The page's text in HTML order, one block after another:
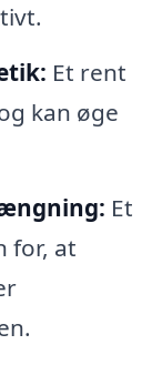
Et rent
kan øge
Et
for, at